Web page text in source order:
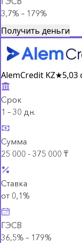
3,7% – 179%
Получить деньги
AlemCredit KZ★5,03
Срок
1 – 30 дн.
Сумма
25 000 - 375 000 ₸
Ставка
от 0,1%
ГЭСВ
36,5% – 179%